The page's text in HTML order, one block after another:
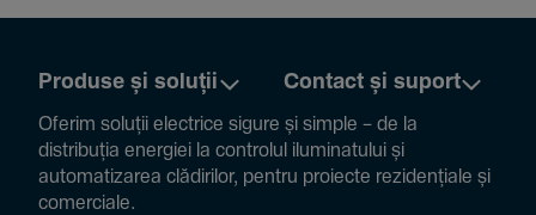
Produse și soluții Contact și suport
Oferim soluții electrice sigure și simple – de la
distribuția energiei la controlul ilumi­na­tului și
auto­ma­ti­zarea clădi­rilor, pentru proiecte rezi­den­țiale și
comer­ciale.